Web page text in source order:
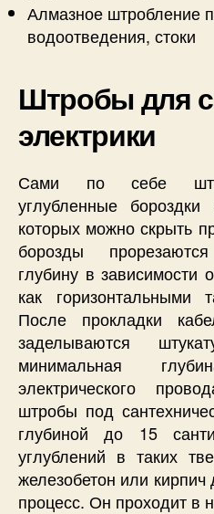
Алмазное штробление
водоотведения, стоки
Штробы для
электрики
Сами по себе
углубленные
которых можно скрыть
борозды
глубину в зависимости
как горизонтальными
После прокладки
заделываются
минимальная
электрического
штробы под
глубиной до 15
углублений в таких
железобетон или кирпич
процесс. Он проходит в